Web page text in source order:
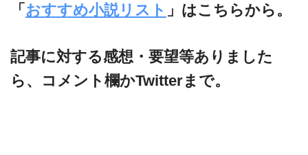
「 おすすめ小説リスト 」はこちらから。
記事に対する感想・要望等ありました
ら、コメント欄かTwitterまで。